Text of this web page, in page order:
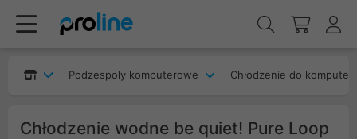
Podzespoły komputerowe Chłodzenie do
Chłodzenie wodne be quiet! Pure Loop